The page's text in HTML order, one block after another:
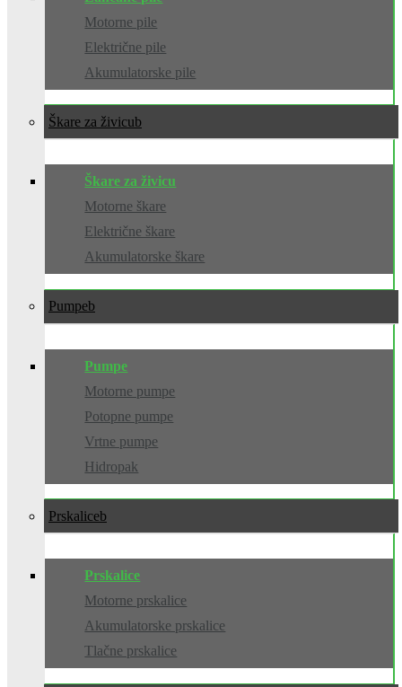
Motorne pile
Električne pile
Akumulatorske pile
Škare za živicu
Škare za živicu
Motorne škare
Električne škare
Akumulatorske škare
Pumpe
Pumpe
Motorne pumpe
Potopne pumpe
Vrtne pumpe
Hidropak
Prskalice
Prskalice
Motorne prskalice
Akumulatorske prskalice
Tlačne prskalice